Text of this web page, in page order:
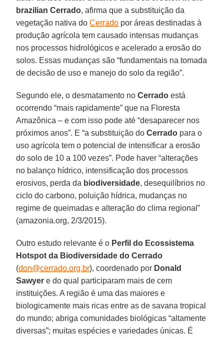
brazilian Cerrado, afirma que a substituição da
vegetação nativa doCerrado por áreas destinadas à
produção agrícola tem causado intensas mudanças
nos processos hidrológicos e acelerado a erosão do
solos. Essas mudanças são “fundamentais na tomada
de decisão de uso e manejo do solo da região”.
Segundo ele, o desmatamento noCerrado está
ocorrendo “mais rapidamente” que na Floresta
Amazônica – e com isso pode até “desaparecer nos
próximos anos”. E “a substituição doCerrado para o
uso agrícola tem o potencial de intensificar a erosão
do solo de 10 a 100 vezes”. Pode haver “alterações
no balanço hídrico, intensificação dos processos
erosivos, perda da biodiversidade, desequilíbrios no
ciclo do carbono, poluição hídrica, mudanças no
regime de queimadas e alteração do clima regional”
(amazonia.org, 2/3/2015).
Outro estudo relevante é o Perfil do Ecossistema
Hotspot da Biodiversidade do Cerrado
(don@cerrado.org.br), coordenado por Donald
Sawyer e do qual participaram mais de cem
instituições. A região é uma das maiores e
biologicamente mais ricas entre as de savana tropical
do mundo; abriga comunidades biológicas “altamente
diversas”; muitas espécies e variedades únicas. É